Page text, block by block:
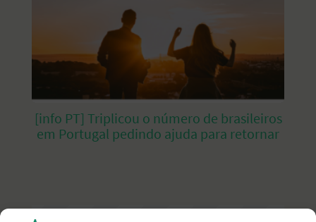
[info PT] Triplicou o número de brasileiros
em Portugal pedindo ajuda para retornar